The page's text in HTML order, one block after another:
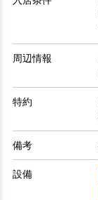
周辺情報
特約
備考
設備